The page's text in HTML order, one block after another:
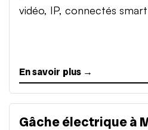
vidéo, IP, connectés
En savoir plus →
Gâche électrique à